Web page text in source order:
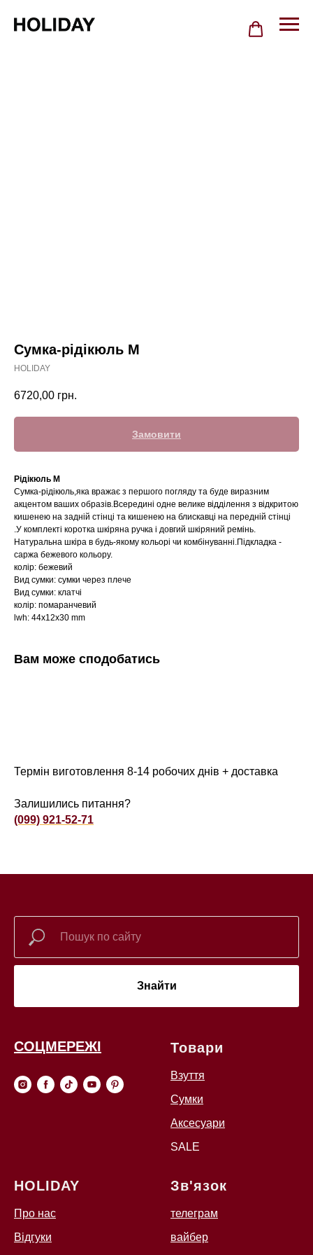
Сумка-рідікюль М
HOLIDAY
6720,00 грн.
Замовити
Рідікюль М
Сумка-рідікюль,яка вражає з першого погляду та буде виразним
акцентом ваших образів.Всередині одне велике відділення з відкритою
кишенею на задній стінці та кишенею на блискавці на передній стінці
.У комплекті коротка шкіряна ручка і довгий шкіряний ремінь.
Натуральна шкіра в будь-якому кольорі чи комбінуванні.Підкладка -
саржа бежевого кольору.
колір: бежевий
Вид сумки: сумки через плече
Вид сумки: клатчі
колір: помаранчевий
lwh: 44x12x30 mm
Вам може сподобатись
Термін виготовлення 8-14 робочих днів + доставка
Залишились питання?
(099) 921-52-71
Знайти
СОЦМЕРЕЖІ Товари
Взуття
Сумки
Аксесуари
SALE
HOLIDAY
Про нас
Відгуки
Зв'язок
телеграм
вайбер